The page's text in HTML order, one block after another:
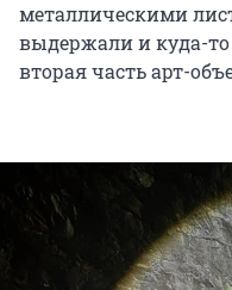
металлическими
выдержали и куда-то
вторая часть арт-